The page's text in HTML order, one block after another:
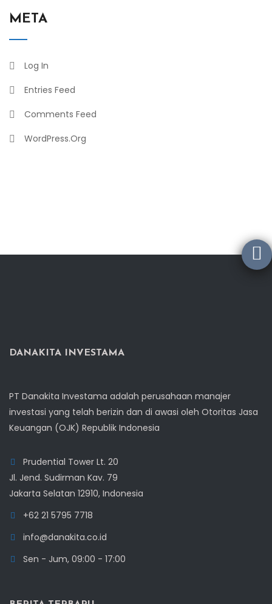
META
Log In
Entries Feed
Comments Feed
WordPress.org
DANAKITA INVESTAMA
PT Danakita Investama adalah perusahaan manajer
investasi yang telah berizin dan di awasi oleh Otoritas Jasa
Keuangan (OJK) Republik Indonesia
Prudential Tower Lt. 20
Jl. Jend. Sudirman Kav. 79
Jakarta Selatan 12910, Indonesia
+62 21 5795 7718
info@danakita.co.id
Sen - Jum, 09:00 - 17:00